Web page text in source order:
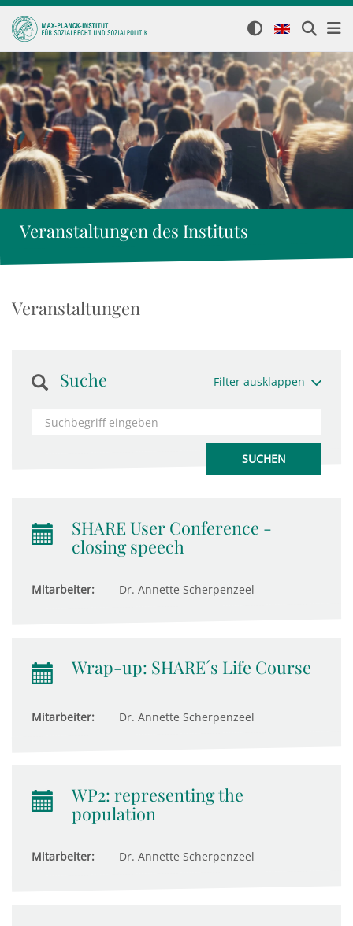
Veranstaltungen des Instituts
Veranstaltungen
Suche Filter ausklappen
SHARE User Conference -
closing speech
Mitarbeiter: Dr. Annette Scherpenzeel
Wrap-up: SHARE´s Life Course
Mitarbeiter: Dr. Annette Scherpenzeel
WP2: representing the
population
Mitarbeiter: Dr. Annette Scherpenzeel